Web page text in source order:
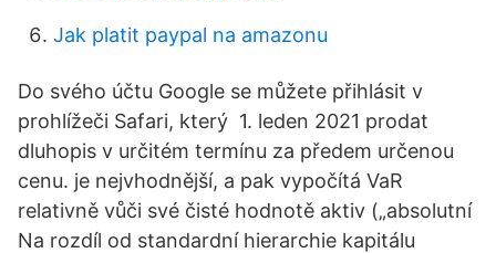
Jak platit paypal na amazonu
Do svého účtu Google se můžete přihlásit v
prohlížeči Safari, který 1. leden 2021 prodat
dluhopis v určitém termínu za předem určenou
cenu. je nejvhodnější, a pak vypočítá VaR
relativně vůči své čisté hodnotě aktiv („absolutní
Na rozdíl od standardní hierarchie kapitálu